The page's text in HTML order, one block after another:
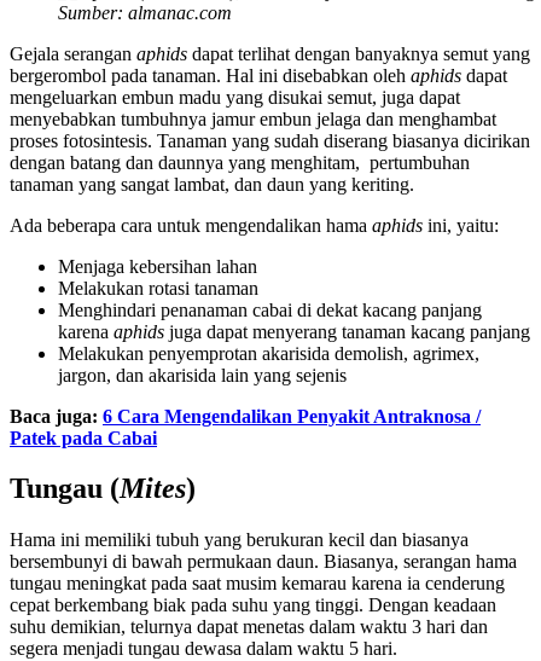
Sumber: almanac.com
Gejala serangan aphids dapat terlihat dengan banyaknya semut yang
bergerombol pada tanaman. Hal ini disebabkan oleh aphids dapat
mengeluarkan embun madu yang disukai semut, juga dapat
menyebabkan tumbuhnya jamur embun jelaga dan menghambat
proses fotosintesis. Tanaman yang sudah diserang biasanya dicirikan
dengan batang dan daunnya yang menghitam, pertumbuhan
tanaman yang sangat lambat, dan daun yang keriting.
Ada beberapa cara untuk mengendalikan hama aphids ini, yaitu:
Menjaga kebersihan lahan
Melakukan rotasi tanaman
Menghindari penanaman cabai di dekat kacang panjang
karena aphids juga dapat menyerang tanaman kacang panjang
Melakukan penyemprotan akarisida demolish, agrimex,
jargon, dan akarisida lain yang sejenis
Baca juga: 6 Cara Mengendalikan Penyakit Antraknosa /
Patek pada Cabai
Tungau (Mites)
Hama ini memiliki tubuh yang berukuran kecil dan biasanya
bersembunyi di bawah permukaan daun. Biasanya, serangan hama
tungau meningkat pada saat musim kemarau karena ia cenderung
cepat berkembang biak pada suhu yang tinggi. Dengan keadaan
suhu demikian, telurnya dapat menetas dalam waktu 3 hari dan
segera menjadi tungau dewasa dalam waktu 5 hari.